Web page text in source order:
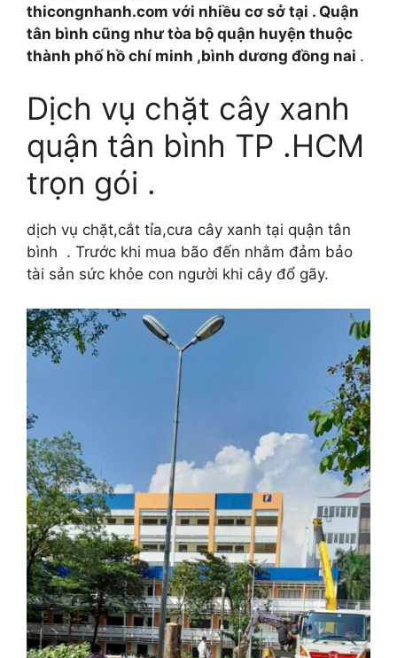
thicongnhanh.com với nhiều cơ sở tại . Quận
tân bình cũng như tòa bộ quận huyện thuộc
thành phố hồ chí minh ,bình dương đồng nai .
Dịch vụ chặt cây xanh
quận tân bình TP .HCM
trọn gói .
dịch vụ chặt,cắt tỉa,cưa cây xanh tại quận tân
bình . Trước khi mua bão đến nhằm đảm bảo
tài sản sức khỏe con người khi cây đổ gãy.